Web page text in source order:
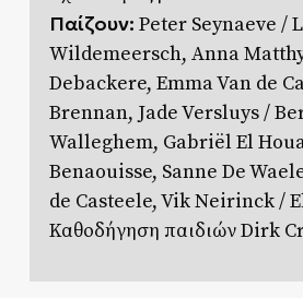
Παίζουν: Peter Seynaeve /
Wildemeersch, Anna
Debackere, Emma Van de
Brennan, Jade Versluys /
Walleghem, Gabriël El
Benaouisse, Sanne De
de Casteele, Vik Neirinck /
Καθοδήγηση παιδιών Dirk